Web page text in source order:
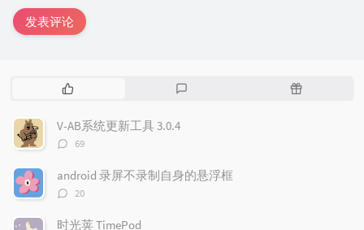
发表评论
热
文
章
随
V-AB系统更新工具 3.0.4
评
数：
69
android 录屏不录制自身的悬浮框
评
数：
20
时光荚 TimePod